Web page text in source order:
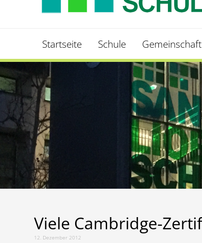
Startseite Schule Gemeinschaft
Viele Cambridge-
12. Dezember 2012